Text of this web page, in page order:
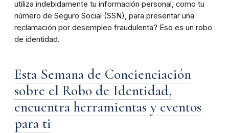
utiliza indebidamente tu información personal, como tu
número de Seguro Social (SSN), para presentar una
reclamación por desempleo fraudulenta? Eso es un robo
de identidad.
Esta Semana de Concienciación
sobre el Robo de Identidad,
encuentra herramientas y eventos
para ti